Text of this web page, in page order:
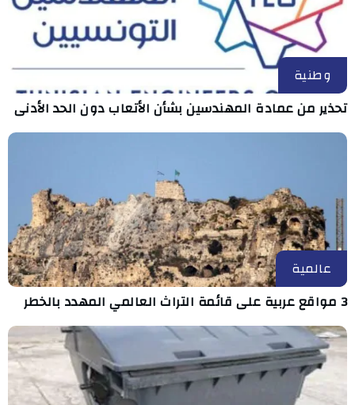
وطنية
تحذير من عمادة المهندسين بشأن الأتعاب دون الحد الأدنى
عالمية
3 مواقع عربية على قائمة التراث العالمي المهدد بالخطر